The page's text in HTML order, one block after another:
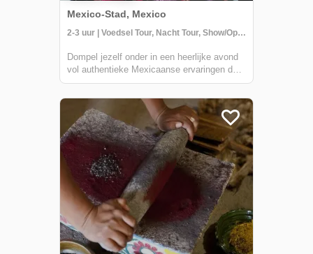
Mexico-Stad, Mexico
2-3 uur | Voedsel Tour, Nacht Tour, Show/Optreden
Dompel jezelf onder in een heerlijke avond
vol authentieke Mexicaanse ervaringen door
deel te nemen aan een van de meest
Lucha Libre-worstelshow! Begin je avond
met een bezoek aan een gerenommeerde
lok...